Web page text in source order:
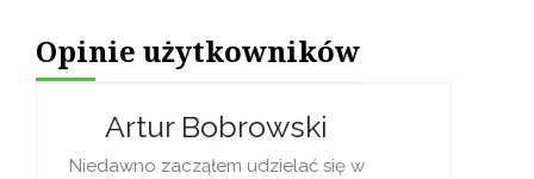
Opinie użytkowników
Bobrowski
udzielać się w